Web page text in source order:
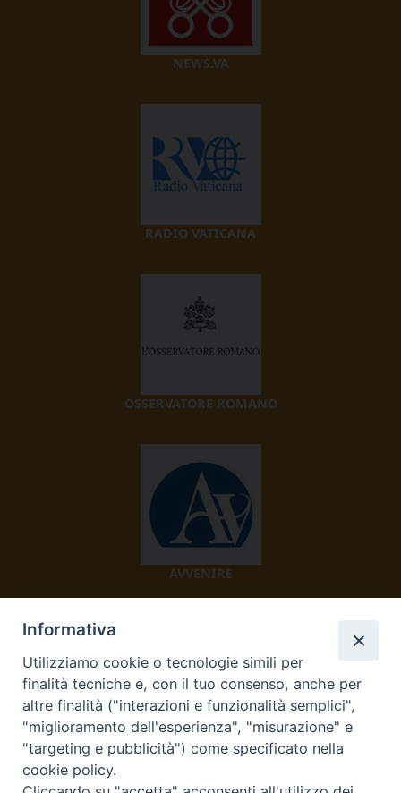
NEWS.VA
RADIO VATICANA
OSSERVATORE ROMANO
AVVENIRE
TV 2000
Informativa
Utilizziamo cookie o tecnologie simili per
finalità tecniche e, con il tuo consenso, anche per
altre finalità ("interazioni e funzionalità semplici",
"miglioramento dell'esperienza", "misurazione" e
"targeting e pubblicità") come specificato nella
cookie policy.